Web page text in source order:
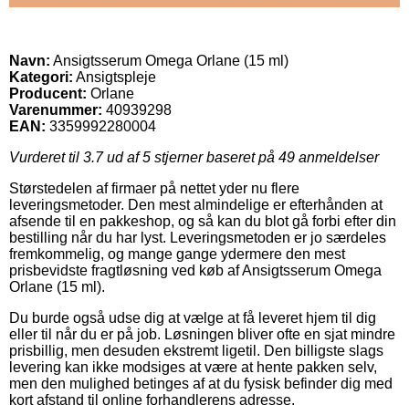
Navn: Ansigtsserum Omega Orlane (15 ml)
Kategori: Ansigtspleje
Producent: Orlane
Varenummer: 40939298
EAN: 3359992280004
Vurderet til 3.7ud af 5 stjerner baseret på 49 anmeldelser
Størstedelen af firmaer på nettet yder nu flere
leveringsmetoder. Den mest almindelige er efterhånden at
afsende til en pakkeshop, og så kan du blot gå forbi efter din
bestilling når du har lyst. Leveringsmetoden er jo særdeles
fremkommelig, og mange gange ydermere den mest
prisbevidste fragtløsning ved køb af Ansigtsserum Omega
Orlane (15 ml).
Du burde også udse dig at vælge at få leveret hjem til dig
eller til når du er på job. Løsningen bliver ofte en sjat mindre
prisbillig, men desuden ekstremt ligetil. Den billigste slags
levering kan ikke modsiges at være at hente pakken selv,
men den mulighed betinges af at du fysisk befinder dig med
kort afstand til online forhandlerens adresse.